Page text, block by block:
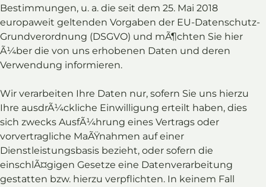
Bestimmungen, u. a. die seit dem 25. Mai 2018
europaweit geltenden Vorgaben der EU-Datenschutz-
Grundverordnung (DSGVO) und mÃ¶chten Sie hier
Ã¼ber die von uns erhobenen Daten und deren
Verwendung informieren.
Wir verarbeiten Ihre Daten nur, sofern Sie uns hierzu
Ihre ausdrÃ¼ckliche Einwilligung erteilt haben, dies
sich zwecks AusfÃ¼hrung eines Vertrags oder
vorvertragliche MaÃŸnahmen auf einer
Dienstleistungsbasis bezieht, oder sofern die
einschlÃ¤gigen Gesetze eine Datenverarbeitung
gestatten bzw. hierzu verpflichten. In keinem Fall